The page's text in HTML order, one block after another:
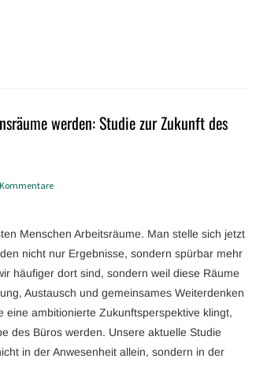
werden: Studie zur Zukunft des
Kommentare
Menschen Arbeitsräume. Man stelle sich jetzt
nicht nur Ergebnisse, sondern spürbar mehr
häufiger dort sind, sondern weil diese Räume
Austausch und gemeinsames Weiterdenken
eine ambitionierte Zukunftsperspektive klingt,
des Büros werden. Unsere aktuelle Studie
in der Anwesenheit allein, sondern in der